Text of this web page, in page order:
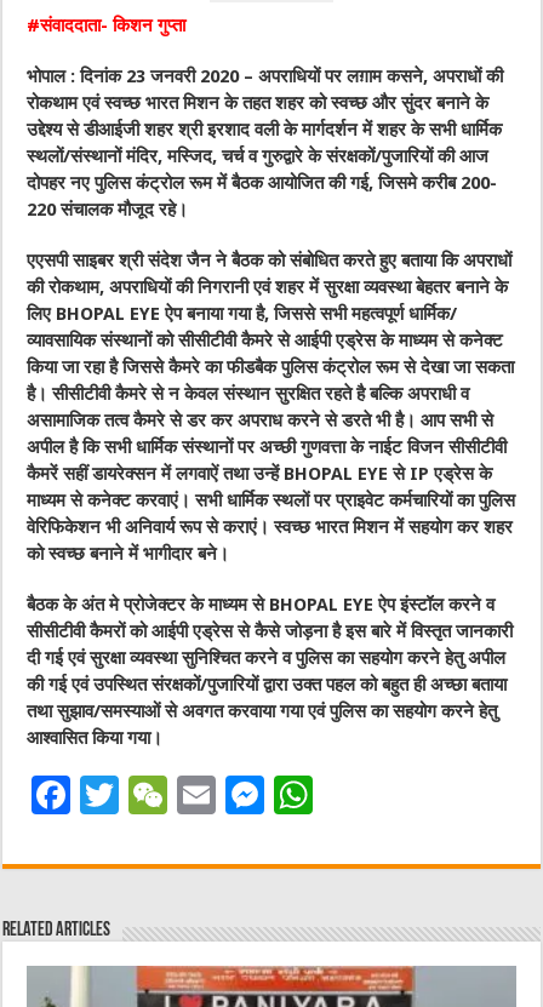
#संवाददाता- किशन गुप्ता
भोपाल : दिनांक 23 जनवरी 2020 – अपराधियों पर लग़ाम कसने, अपराधों की
रोकथाम एवं स्वच्छ भारत मिशन के तहत शहर को स्वच्छ और सुंदर बनाने के
उद्देश्य से डीआईजी शहर श्री इरशाद वली के मार्गदर्शन में शहर के सभी धार्मिक
स्थलों/संस्थानों मंदिर, मस्जिद, चर्च व गुरुद्वारे के संरक्षकों/पुजारियों की आज
दोपहर नए पुलिस कंट्रोल रूम में बैठक आयोजित की गई, जिसमे करीब 200-
220 संचालक मौजूद रहे।
एएसपी साइबर श्री संदेश जैन ने बैठक को संबोधित करते हुए बताया कि अपराधों
की रोकथाम, अपराधियों की निगरानी एवं शहर में सुरक्षा व्यवस्था बेहतर बनाने के
लिए BHOPAL EYE ऐप बनाया गया है, जिससे सभी महत्वपूर्ण धार्मिक/
व्यावसायिक संस्थानों को सीसीटीवी कैमरे से आईपी एड्रेस के माध्यम से कनेक्ट
किया जा रहा है जिससे कैमरे का फीडबैक पुलिस कंट्रोल रूम से देखा जा सकता
है। सीसीटीवी कैमरे से न केवल संस्थान सुरक्षित रहते है बल्कि अपराधी व
असामाजिक तत्व कैमरे से डर कर अपराध करने से डरते भी है। आप सभी से
अपील है कि सभी धार्मिक संस्थानों पर अच्छी गुणवत्ता के नाईट विजन सीसीटीवी
कैमरें सहीं डायरेक्सन में लगवाऐं तथा उन्हें BHOPAL EYE से IP एड्रेस के
माध्यम से कनेक्ट करवाएं। सभी धार्मिक स्थलों पर प्राइवेट कर्मचारियों का पुलिस
वेरिफिकेशन भी अनिवार्य रूप से कराएं। स्वच्छ भारत मिशन में सहयोग कर शहर
को स्वच्छ बनाने में भागीदार बने।
बैठक के अंत मे प्रोजेक्टर के माध्यम से BHOPAL EYE ऐप इंस्टॉल करने व
सीसीटीवी कैमरों को आईपी एड्रेस से कैसे जोड़ना है इस बारे में विस्तृत जानकारी
दी गई एवं सुरक्षा व्यवस्था सुनिश्चित करने व पुलिस का सहयोग करने हेतु अपील
की गई एवं उपस्थित संरक्षकों/पुजारियों द्वारा उक्त पहल को बहुत ही अच्छा बताया
तथा सुझाव/समस्याओं से अवगत करवाया गया एवं पुलिस का सहयोग करने हेतु
आश्वासित किया गया।
F
c
e
b
T
it
r
W
C
at
E
ai
M
ss
n
g
at
A
p
Related Articles